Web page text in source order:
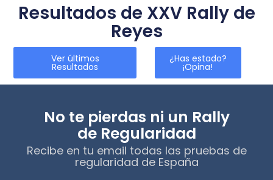
Resultados de XXV Rally de
Reyes
Ver últimos
Resultados
¿Has estado?
¡Opina!
No te pierdas ni un Rally
de Regularidad
Recibe en tu email todas las pruebas de
regularidad de España